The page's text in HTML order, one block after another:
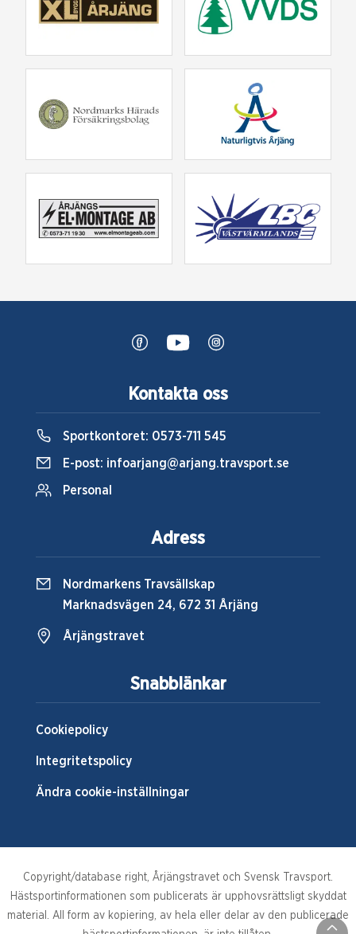
Snabblänkar
Cookiepolicy
Integritetspolicy
Ändra cookie-inställningar
Kontakta oss
Sportkontoret: 0573-711 545
E-post: infoarjang@arjang.travsport.se
Personal
Adress
Nordmarkens Travsällskap
Marknadsvägen 24, 672 31 Årjäng
Årjängstravet
Copyright/database right, Årjängstravet och Svensk Travsport.
Hästsportinformationen som publicerats är upphovsrättsligt skyddat
material. All form av kopiering, av hela eller delar av den publicerade